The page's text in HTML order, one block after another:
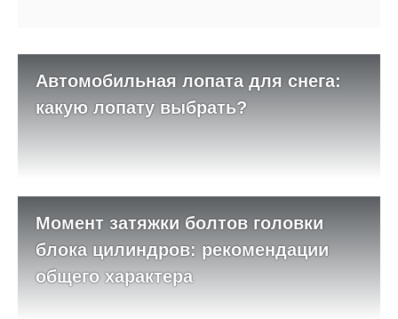
Автомобильная лопата для снега:
какую лопату выбрать?
Момент затяжки болтов головки
блока цилиндров: рекомендации
общего характера